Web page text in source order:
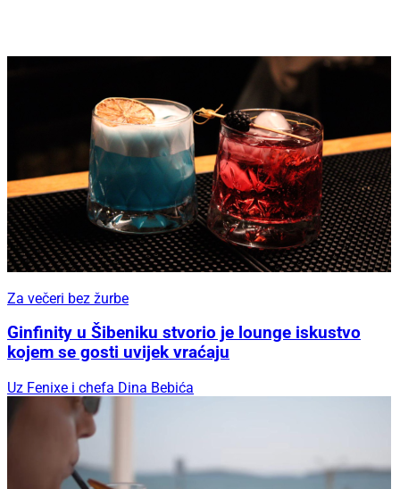
Za večeri bez žurbe
Ginfinity u Šibeniku stvorio je lounge iskustvo
kojem se gosti uvijek vraćaju
Uz Fenixe i chefa Dina Bebića